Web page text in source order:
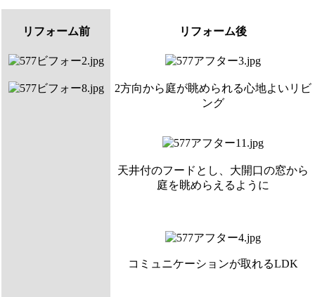
リフォーム前 リフォーム後
2方向から庭が眺められる心地よいリビ
ング
天井付のフードとし、大開口の窓から
庭を眺めらえるように
コミュニケーションが取れるLDK